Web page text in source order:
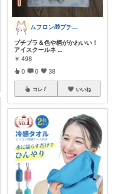
ムフロン🎁プチプラ・セール・マンガ好き
プチプラ＆色や柄がかわいい！
アイスクールネ ...
￥ 498
0 0 38
コレ いいね